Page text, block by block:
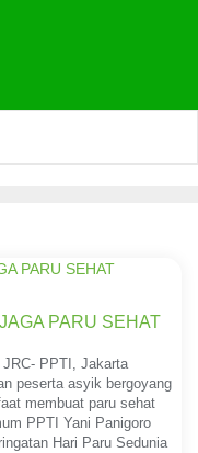
PARU SEHAT
PPTI, Jakarta
peserta asyik bergoyang
membuat paru sehat
PPTI Yani Panigoro
Hari Paru Sedunia